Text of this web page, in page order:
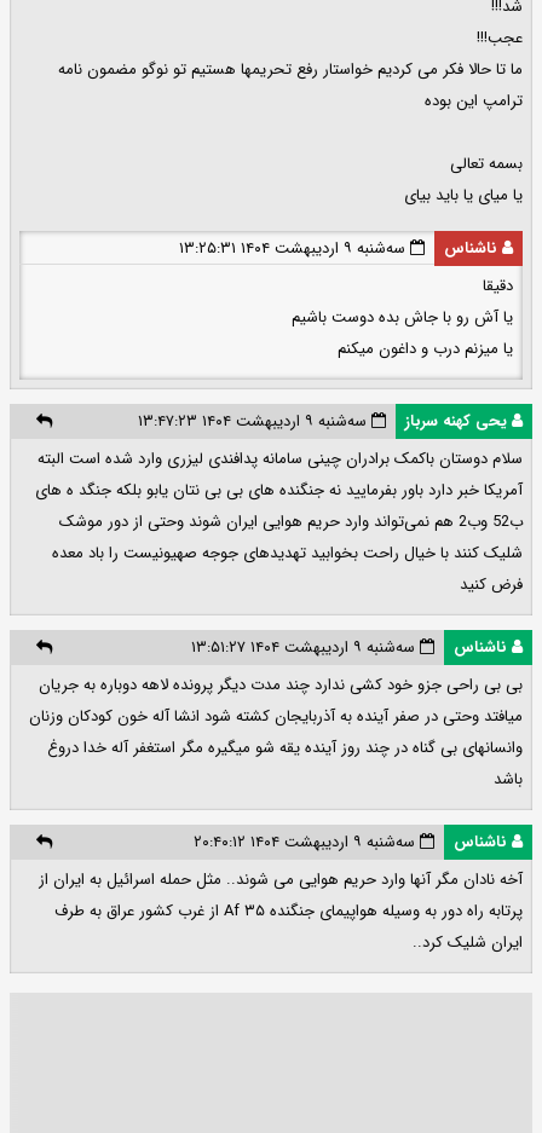
شد!!!
عجب!!!
ما تا حالا فکر می کردیم خواستار رفع تحریمها هستیم تو نوگو مضمون نامه
ترامپ این بوده
بسمه تعالی
یا میای یا باید بیای
ناشناس
سه‌شنبه ۹ اردیبهشت ۱۴۰۴ ۱۳:۲۵:۳۱
دقیقا
یا آش رو با جاش بده دوست باشیم
یا میزنم درب و داغون میکنم
یحی کهنه سرباز
سه‌شنبه ۹ اردیبهشت ۱۴۰۴ ۱۳:۴۷:۲۳
سلام دوستان باکمک برادران چینی سامانه پدافندی لیزری وارد شده است البته
آمریکا خبر دارد باور بفرمایید نه جنگنده های بی بی نتان یابو بلکه جنگد ه های
ب52 وب2 هم نمی‌تواند وارد حریم هوایی ایران شوند وحتی از دور موشک
شلیک کنند با خیال راحت بخوابید تهدیدهای جوجه صهیونیست را باد معده
فرض کنید
ناشناس
سه‌شنبه ۹ اردیبهشت ۱۴۰۴ ۱۳:۵۱:۲۷
بی بی راحی جزو خود کشی ندارد چند مدت دیگر پرونده لاهه دوباره به جریان
میافتد وحتی در صفر آینده به آذربایجان کشته شود انشا آله خون کودکان وزنان
وانسانهای بی گناه در چند روز آینده یقه شو میگیره مگر استغفر آله خدا دروغ
باشد
ناشناس
سه‌شنبه ۹ اردیبهشت ۱۴۰۴ ۲۰:۴۰:۱۲
آخه نادان مگر آنها وارد حریم هوایی می شوند.. مثل حمله اسرائیل به ایران از
پرتابه راه دور به وسیله هواپیمای جنگنده Af ۳۵ از غرب کشور عراق به طرف
ایران شلیک کرد..